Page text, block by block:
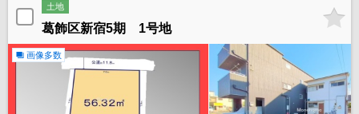
土地
葛飾区新宿5期 1号地
画像多数